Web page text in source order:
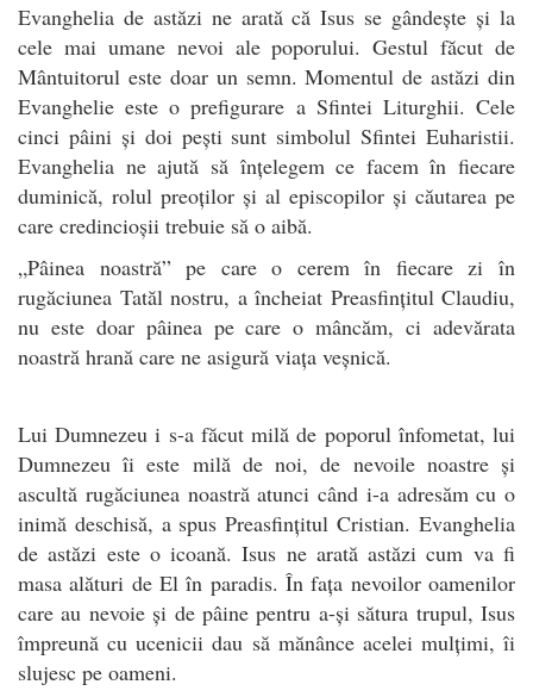
Evanghelia de astăzi ne arată că Isus se gândește și la
cele mai umane nevoi ale poporului. Gestul făcut de
Mântuitorul este doar un semn. Momentul de astăzi din
Evanghelie este o prefigurare a Sfintei Liturghii. Cele
cinci pâini și doi pești sunt simbolul Sfintei Euharistii.
Evanghelia ne ajută să înțelegem ce facem în fiecare
duminică, rolul preoților și al episcopilor și căutarea pe
care credincioșii trebuie să o aibă.
„Pâinea noastră” pe care o cerem în fiecare zi în
rugăciunea Tatăl nostru, a încheiat Preasfințitul Claudiu,
nu este doar pâinea pe care o mâncăm, ci adevărata
noastră hrană care ne asigură viața veșnică.
Lui Dumnezeu i s-a făcut milă de poporul înfometat, lui
Dumnezeu îi este milă de noi, de nevoile noastre și
ascultă rugăciunea noastră atunci când i-a adresăm cu o
inimă deschisă, a spus Preasfințitul Cristian. Evanghelia
de astăzi este o icoană. Isus ne arată astăzi cum va fi
masa alături de El în paradis. În fața nevoilor oamenilor
care au nevoie și de pâine pentru a-și sătura trupul, Isus
împreună cu ucenicii dau să mănânce acelei mulțimi, îi
slujesc pe oameni.